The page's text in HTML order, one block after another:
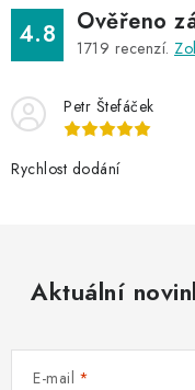
4.8 Ověřeno
1719 recenzí.
Petr Štefáček
Rychlost dodání
Aktuální
E-mail